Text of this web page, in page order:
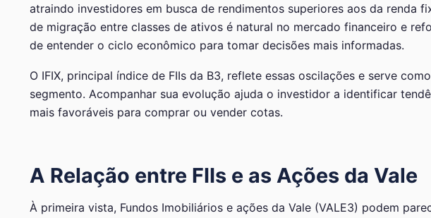
atraindo investidores em busca de rendimentos superiores aos da renda
de migração entre classes de ativos é natural no mercado financeiro e
de entender o ciclo econômico para tomar decisões mais informadas.
O IFIX, principal índice de FIIs da B3, reflete essas oscilações e serve
segmento. Acompanhar sua evolução ajuda o investidor a identificar
mais favoráveis para comprar ou vender cotas.
A Relação entre FIIs e as Ações da Vale
À primeira vista, Fundos Imobiliários e ações da Vale (VALE3) podem